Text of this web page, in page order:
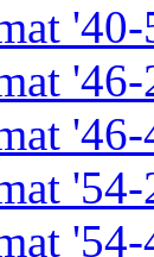
'40-
'46-
'46-
'54-
'54-